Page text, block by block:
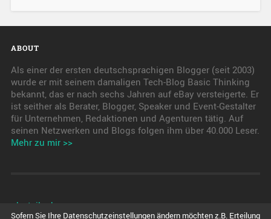
ABOUT
Als einer der ersten deutschsprachigen Blogger (seit 2003)
wurde er mit seinem damaligen Tech-Blog Basic Thinking
bekannt, das er nach sechs Jahren auf eBay versteigerte. Er
ist seither als Berater, Blogger, Speaker und Event-Gestalter
für Unternehmen, Redaktionen und Agenturen tätig. Auf
seinen Netzwerken und Blogs folgen ihm über 40.000 Leser.
Mehr zu mir >>
pkwteile.de
Sofern Sie Ihre Datenschutzeinstellungen ändern möchten z.B. Erteilung